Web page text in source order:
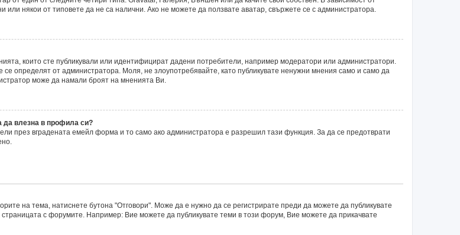
някои от типовете да не са налични. Ако не можете да ползвате аватар, свържете се с администратора.
които сте публикували или идентифицират дадени потребители, например модератори или администратори.
определят от администратора. Моля, не злоупотребявайте, като публикувате ненужни мнения само и само да
може да намали броят на мненията Ви.
да влезна в профила си?
през вградената емейл форма и то само ако администратора е разрешил тази функция. За да се предотврати
на тема, натиснете бутона "Отговори". Може да е нужно да се регистрирате преди да можете да публикувате
с форумите. Например: Вие можете да публикувате теми в този форум, Вие можете да прикачвате